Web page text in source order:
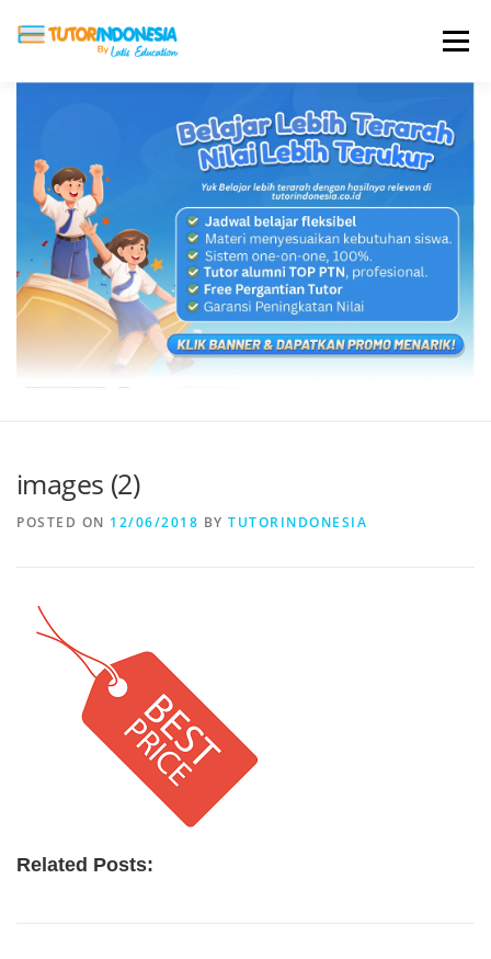
Menu
ABOUT US JADI PENGAJAR
BIAYA LES TESTIMONI PROFIL ALUMNI
BLOG DAFTAR SEKOLAH
images (2)
POSTED ON 12/06/2018 BY TUTORINDONESIA
Related Posts: